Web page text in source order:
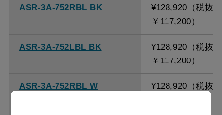
ASR-3A-752RBL BK
¥128,920（税抜
￥117,200）
ASR-3A-752LBL BK
¥128,920（税抜
￥117,200）
ASR-3A-752RBL W
¥128,920（税抜